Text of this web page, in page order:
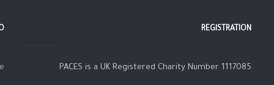
REGISTRATION
PACES is a UK Registered Charity Number 1117085